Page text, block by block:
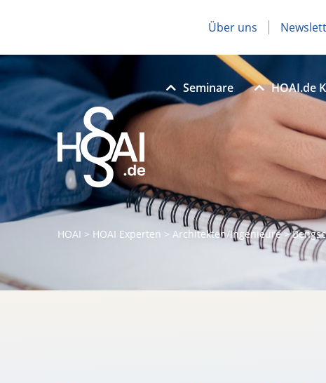
Über uns
Seminare HOAI.de
HOAI > HOAI Experten > Architekten/Ingenieure>